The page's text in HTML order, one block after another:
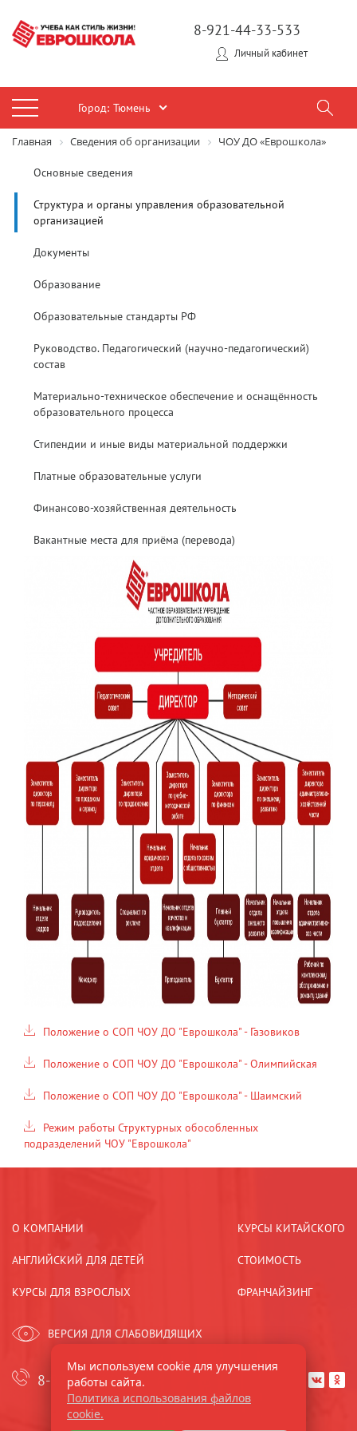
8-921-44-33-533
Личный кабинет
Город: Тюмень
Главная Сведения об организации ЧОУ ДО «Еврошкола»
Основные сведения
Структура и органы управления образовательной
организацией
Документы
Образование
Образовательные стандарты РФ
Руководство. Педагогический (научно-педагогический)
состав
Материально-техническое обеспечение и оснащённость
образовательного процесса
Стипендии и иные виды материальной поддержки
Платные образовательные услуги
Финансово-хозяйственная деятельность
Вакантные места для приёма (перевода)
Положение о СОП ЧОУ ДО "Еврошкола" - Газовиков
Положение о СОП ЧОУ ДО "Еврошкола" - Олимпийская
Положение о СОП ЧОУ ДО "Еврошкола" - Шаимский
Режим работы Структурных обособленных
подразделений ЧОУ "Еврошкола"
О КОМПАНИИ
АНГЛИЙСКИЙ ДЛЯ ДЕТЕЙ
КУРСЫ ДЛЯ ВЗРОСЛЫХ
КУРСЫ КИТАЙСКОГО
СТОИМОСТЬ
ФРАНЧАЙЗИНГ
ВЕРСИЯ ДЛЯ СЛАБОВИДЯЩИХ
8-921-44-33-533  
Мы используем cookie для улучшения
работы сайта.
Политика использования файлов
cookie.